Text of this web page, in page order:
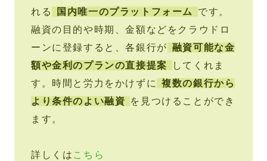
れる
国内唯一のプラットフォーム
です。
融資の目的や時期、金額などをクラウドロ
ーンに登録すると、各銀行が 融資可能な金
額や金利のプランの直接提案
してくれま
す。時間と労力をかけずに
複数の銀行から
より条件のよい融資
を見つけることができ
ます。
詳しくは こちら